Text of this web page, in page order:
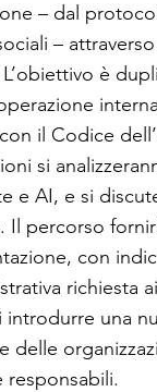
– dal
–
è
il Codice
si
e AI, e si
Il percorso
con
richiesta
una
delle
responsabili.